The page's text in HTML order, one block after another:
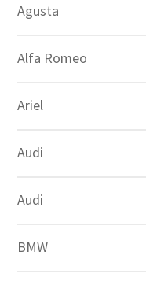
Agusta
Alfa Romeo
Ariel
Audi
Audi
BMW